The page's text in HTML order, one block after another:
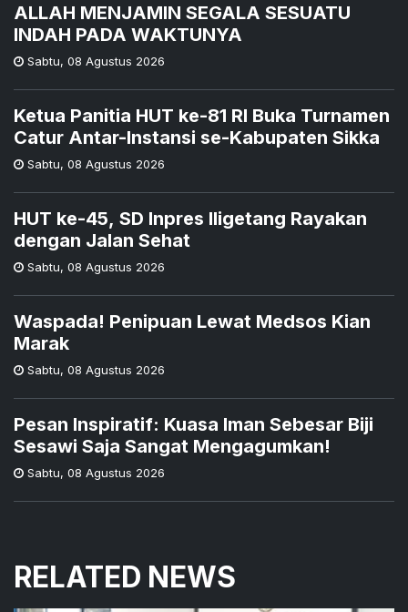
ALLAH MENJAMIN SEGALA SESUATU
INDAH PADA WAKTUNYA
Sabtu, 08 Agustus 2026
Ketua Panitia HUT ke-81 RI Buka Turnamen
Catur Antar-Instansi se-Kabupaten Sikka
Sabtu, 08 Agustus 2026
HUT ke-45, SD Inpres Iligetang Rayakan
dengan Jalan Sehat
Sabtu, 08 Agustus 2026
Waspada! Penipuan Lewat Medsos Kian
Marak
Sabtu, 08 Agustus 2026
Pesan Inspiratif: Kuasa Iman Sebesar Biji
Sesawi Saja Sangat Mengagumkan!
Sabtu, 08 Agustus 2026
RELATED NEWS